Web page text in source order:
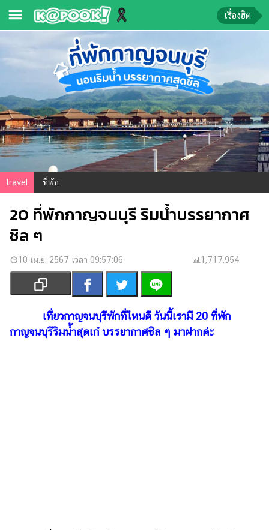
ข่าว-
ความ
ข่าว
ข่าว
บันเทิง
ตรวจ
หวย
ผล
บอล
สด
การ
เงิน
การ
บันเทิง
เรื่องฮิต
travel ที่พัก
20 ที่พักกาญจนบุรี ริมน้ำบรรยากาศ
ชิล ๆ
10 เม.ย. 2567 เวลา 09:57:06 1,717,954
เที่ยวกาญจนบุรีพักที่ไหนดี วันนี้เรามี 20 ที่พัก
กาญจนบุรีริมน้ำสุดเก๋ บรรยากาศชิล ๆ มาฝากค่ะ